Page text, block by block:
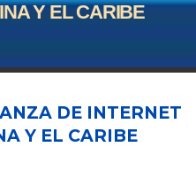
Y EL CARIBE
DE INTERNET
Y EL CARIBE